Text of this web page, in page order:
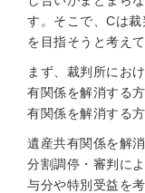
す。そこで、Cは
を目指そうと考えて
まず、裁判所にお
有関係を解消する
有関係を解消する
遺産共有関係を解
分割調停・審判に
与分や特別受益を